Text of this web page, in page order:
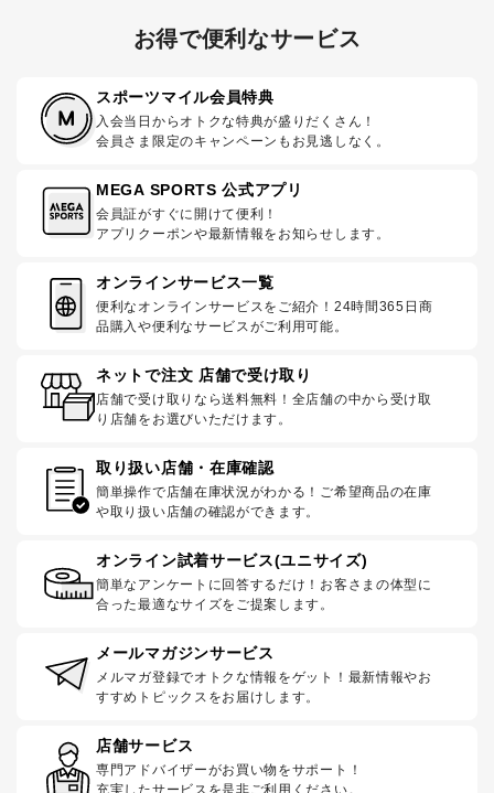
お得で便利なサービス
スポーツマイル会員特典
入会当日からオトクな特典が盛りだくさん！
会員さま限定のキャンペーンもお見逃しなく。
MEGA SPORTS 公式アプリ
会員証がすぐに開けて便利！
アプリクーポンや最新情報をお知らせします。
オンラインサービス一覧
便利なオンラインサービスをご紹介！24時間365日商
品購入や便利なサービスがご利用可能。
ネットで注文 店舗で受け取り
店舗で受け取りなら送料無料！全店舗の中から受け取
り店舗をお選びいただけます。
取り扱い店舗・在庫確認
簡単操作で店舗在庫状況がわかる！ご希望商品の在庫
や取り扱い店舗の確認ができます。
オンライン試着サービス(ユニサイズ)
簡単なアンケートに回答するだけ！お客さまの体型に
合った最適なサイズをご提案します。
メールマガジンサービス
メルマガ登録でオトクな情報をゲット！最新情報やお
すすめトピックスをお届けします。
店舗サービス
専門アドバイザーがお買い物をサポート！
充実したサービスを是非ご利用ください。